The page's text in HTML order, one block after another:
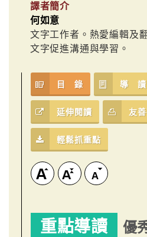
譯者簡介
何如意
文字工作者。熱愛編輯及
文字促進溝通與學習。
目 錄 導 讀
延伸閱讀 友
輕鬆抓重點
重點導讀
優